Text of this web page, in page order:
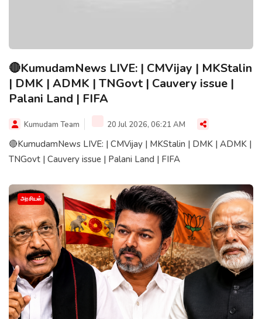
🔴KumudamNews LIVE: | CMVijay | MKStalin
| DMK | ADMK | TNGovt | Cauvery issue |
Palani Land | FIFA
Kumudam Team 20 Jul 2026, 06:21 AM
🔴KumudamNews LIVE: | CMVijay | MKStalin | DMK | ADMK |
TNGovt | Cauvery issue | Palani Land | FIFA
அரசியல்